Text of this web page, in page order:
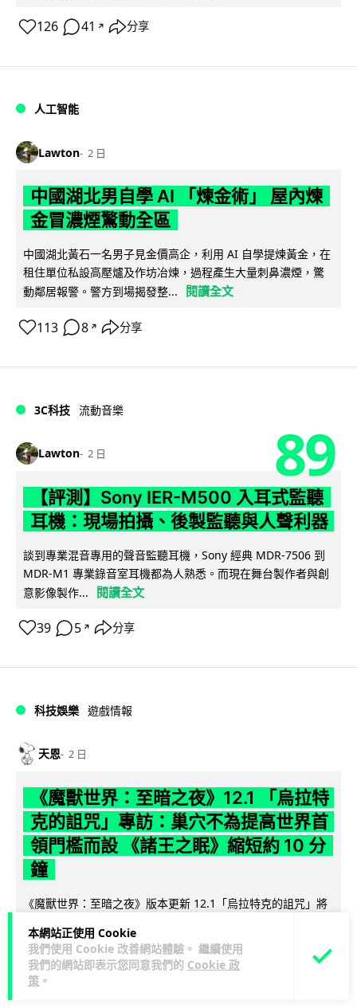
本網站正使用 Cookie
我們使用 Cookie 改善網站體驗。 繼續使用
我們的網站即表示您同意我們的 Cookie 政
策 。
126 41 ↗ 分享
人工智能
Lawton 2 日
中國湖北男自學 AI 「煉金術」 屋內煉
金冒濃煙驚動全區
中國湖北黃石一名男子見金價高企，利用 AI 自學提煉黃金，在
租住單位私設高壓爐及作坊冶煉，過程產生大量刺鼻濃煙，驚
動鄰居報警。警方到場揭發整...
閱讀全文
113 8 ↗ 分享
3C科技 流動音樂
Lawton 2 日 89
【評測】Sony IER-M500 入耳式監聽
耳機：現場拍攝、後製監聽與人聲利器
談到專業混音專用的聲音監聽耳機，Sony 經典 MDR-7506 到
MDR-M1 專業錄音室耳機都為人熟悉。而現在舞台製作者與創
意影像製作...
閱讀全文
39 5 ↗ 分享
科技娛樂 遊戲情報
天恩 2 日
《魔獸世界：至暗之夜》12.1 「烏拉特
克的詛咒」專訪：巢穴不為提高世界首
領門檻而設 《諸王之眠》縮短約 10 分
鐘
《魔獸世界：至暗之夜》版本更新 12.1「烏拉特克的詛咒」將
祭壇」、新型態世... 閱讀全文
116 分享